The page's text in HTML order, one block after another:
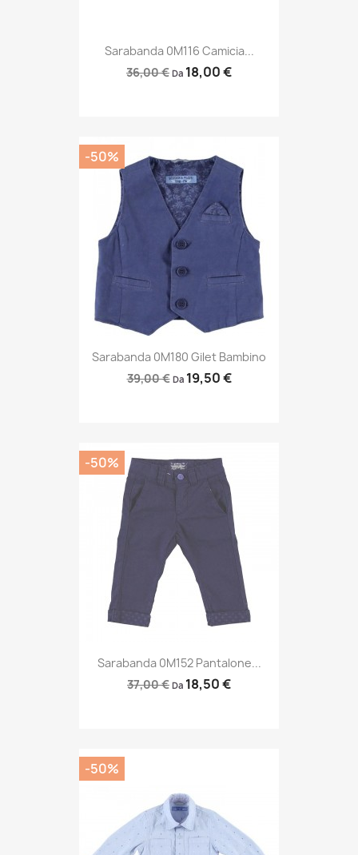
Sarabanda 0M116 Camicia...
36,00 € Da 18,00 €
Sarabanda 0M180 Gilet Bambino
39,00 € Da 19,50 €
-50%
Sarabanda 0M152 Pantalone...
37,00 € Da 18,50 €
-50%
-50%